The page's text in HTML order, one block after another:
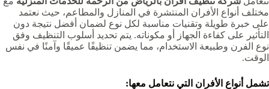
مختلف أنواع الأفران المنتشرة في المنازل والمطاعم، حيث نعتمد
على خبرة طويلة وتقنيات مناسبة لكل نوع لضمان أفضل نتيجة دون
التأثير على كفاءة الجهاز أو مكوناته. يتم تحديد أسلوب التنظيف وفق
نوع الفرن وطبيعة الاستخدام، مما يضمن تنظيفًا عميقًا وآمنًا في نفس
الوقت.
تشمل أنواع الأفران التي نتعامل معها: